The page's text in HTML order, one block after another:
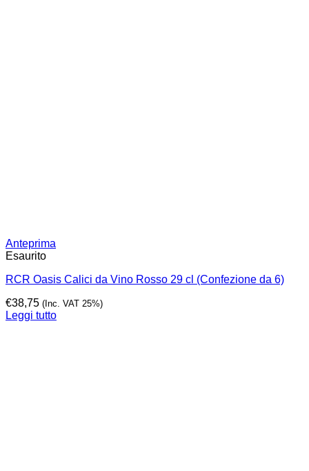
Anteprima
Esaurito
RCR Oasis Calici da Vino Rosso 29 cl (Confezione da 6)
€38,75 (Inc. VAT 25%)
Leggi tutto